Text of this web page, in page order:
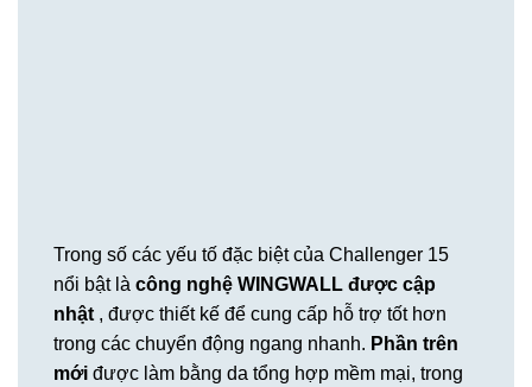
Trong số các yếu tố đặc biệt của Challenger 15
nổi bật là công nghệ WINGWALL được cập
nhật , được thiết kế để cung cấp hỗ trợ tốt hơn
trong các chuyển động ngang nhanh. Phần trên
mới được làm bằng da tổng hợp mềm mại, trong